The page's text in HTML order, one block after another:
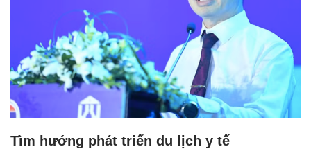
Tìm hướng phát triển du lịch y tế